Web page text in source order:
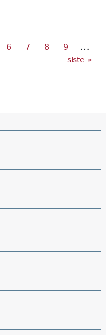
Side
6 Side
7 Side
8 Side
9 …
Siste
siste »